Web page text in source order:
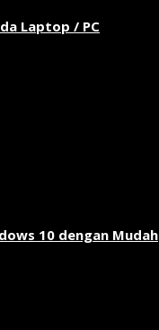
Laptop / PC
10 dengan Mudah